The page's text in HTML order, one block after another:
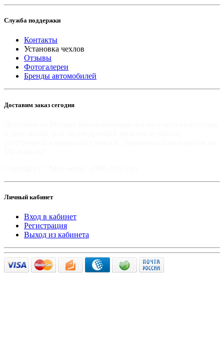
Служба поддержки
Контакты
Установка чехлов
Отзывы
Фотогалереи
Бренды автомобилей
Доставим заказ сегодня
Личный кабинет
Вход в кабинет
Регистрация
Выход из кабинета